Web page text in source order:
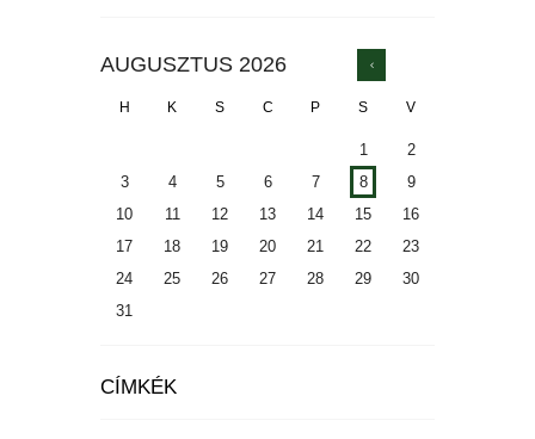
AUGUSZTUS 2026
H K S C P S V
1
2
3
4 5 6 7 8
9
10
11 12 13 14 15
16
17
18 19 20 21 22
23
24
25 26 27 28 29
30
31
CÍMKÉK